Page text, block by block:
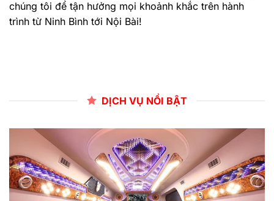
chúng tôi để tận hưởng mọi khoảnh khắc trên hành
trình từ Ninh Bình tới Nội Bài!
DỊCH VỤ NỔI BẬT